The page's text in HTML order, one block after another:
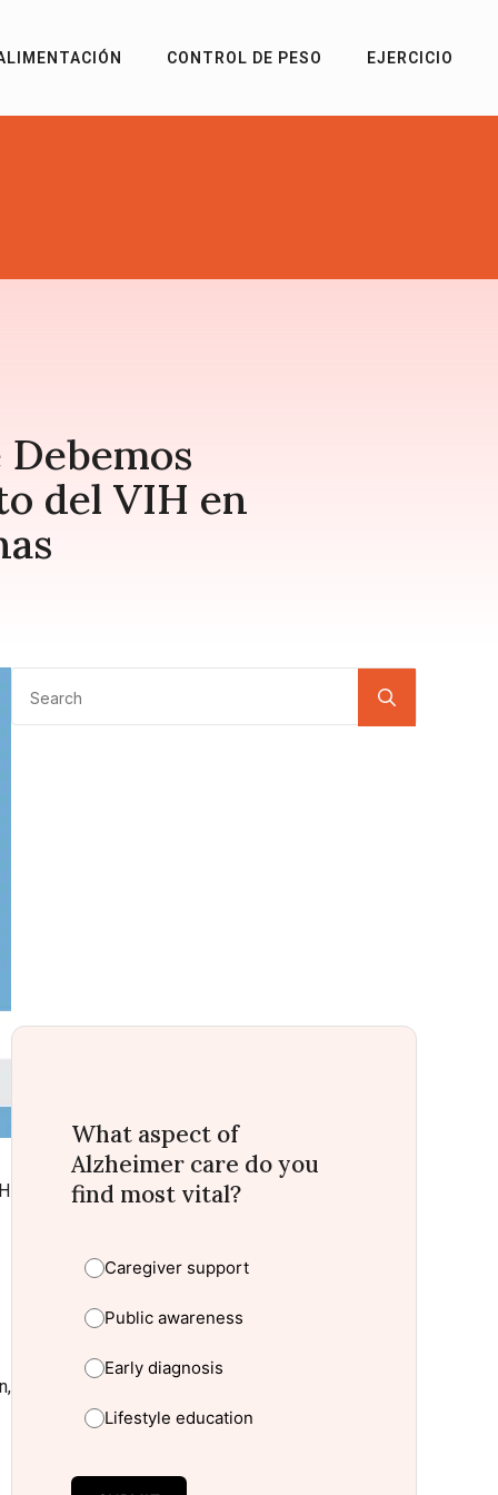
CONTROL DE PESO EJERCICIO
del VIH en
What aspect of
Alzheimer care do you
find most vital?
Caregiver support
Public awareness
Early diagnosis
Lifestyle education